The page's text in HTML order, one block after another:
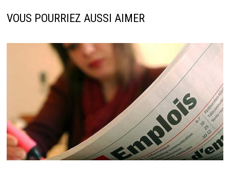
VOUS POURRIEZ AUSSI AIMER